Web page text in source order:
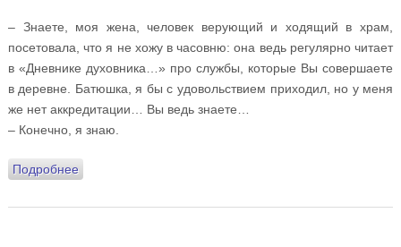
– Знаете, моя жена, человек верующий и ходящий в храм,
посетовала, что я не хожу в часовню: она ведь регулярно читает
в «Дневнике духовника…» про службы, которые Вы совершаете
в деревне. Батюшка, я бы с удовольствием приходил, но у меня
же нет аккредитации… Вы ведь знаете…
– Конечно, я знаю.
Подробнеео Дневник духовника олимпийских спортсменов